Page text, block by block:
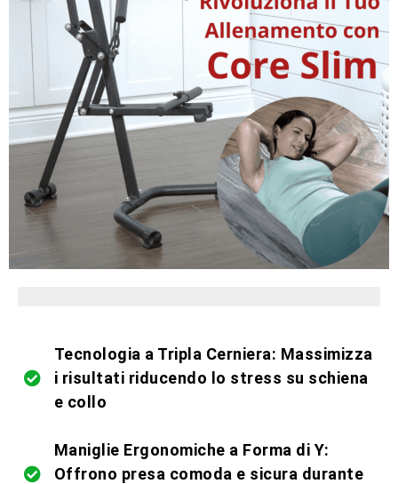
Tecnologia a Tripla Cerniera: Massimizza
i risultati riducendo lo stress su schiena
e collo
Maniglie Ergonomiche a Forma di Y:
Offrono presa comoda e sicura durante